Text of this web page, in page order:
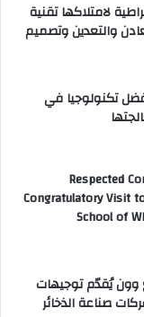
لامتلاكها تقنية
والتعدين وتصميم
تكنولوجيا في
Respected
Congratulatory Visit
School of
وون يُقدّم توجيهات
صناعة الذخائر